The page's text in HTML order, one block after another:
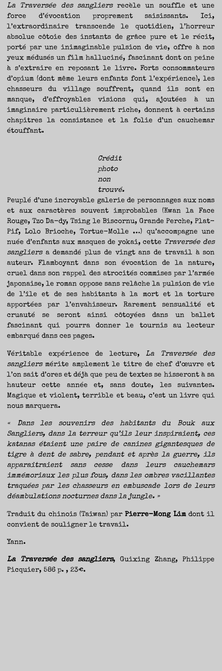
La Traversée des sangliersrecèle un souffle et une
force d’évocation proprement saisissants. Ici,
l’extraordinaire transcende le quotidien, l’horreur
absolue côtoie des instants de grâce pure et le récit,
porté par une inimaginable pulsion de vie, offre à nos
yeux médusés un film halluciné, fascinant dont on peine
à s’extraire en reposant le livre. Forts consommateurs
d’opium (dont même leurs enfants font l’expérience), les
chasseurs du village souffrent, quand ils sont en
manque, d’effroyables visions qui, ajoutées à un
imaginaire particulièrement riche, donnent à certains
chapitres la consistance et la folie d’un cauchemar
étouffant.
Crédit
photo
non
trouvé.
Peuplé d’une incroyable galerie de personnages aux noms
et aux caractères souvent improbables (Kwan la Face
Rouge, Tzo Da-dy, Tsing le Biscornu, Grande Perche, Plat-
Pif, Lolo Brioche, Tortue-Molle …) qu’accompagne une
nuée d’enfants aux masques de yokai, cette Traversée des
sangliersa demandé plus de vingt ans de travail à son
auteur. Flamboyant dans son évocation de la nature,
cruel dans son rappel des atrocités commises par l’armée
japonaise, le roman oppose sans relâche la pulsion de vie
de l’île et de ses habitants à la mort et la torture
apportées par l’envahisseur. Rarement sensualité et
cruauté se seront ainsi côtoyées dans un ballet
fascinant qui pourra donner le tournis au lecteur
embarqué dans ces pages.
Véritable expérience de lecture, La Traversée des
sangliersmérite amplement le titre de chef d’œuvre et
l’on sait d’ores et déjà que peu de textes se hisseront à sa
hauteur cette année et, sans doute, les suivantes.
Magique et violent, terrible et beau, c’est un livre qui
nous marquera.
« Dans les souvenirs des habitants du Bouk aux
Sangliers, dans la terreur qu’ils leur inspiraient, ces
katanas étaient une paire de canines gigantesques de
tigre à dent de sabre, pendant et après la guerre, ils
apparaîtraient sans cesse dans leurs cauchemars
immémoriaux les plus fous, dans les ombres vacillantes
traquées par les chasseurs en embuscade lors de leurs
déambulations nocturnes dans la jungle. »
Traduit du chinois (Taiwan) parPierre-Mong Limdont il
convient de souligner le travail.
Yann.
La Traversée des sangliers, Guixing Zhang, Philippe
Picquier, 586 p. , 23€.